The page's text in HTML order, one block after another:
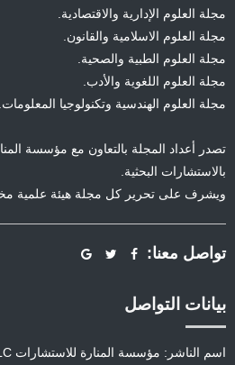
مجلة العلوم الإدارية والاقتصادية.
مجلة العلوم الاسلامية والقانون.
مجلة العلوم الطبية والصحية.
مجلة العلوم اللغوية والأدب.
مجلة العلوم الهندسية وتكنولوجيا المعلومات.
تصدر أعداد المجلة بالتعاون مع مؤسسة
بالاستشارات البحثية.
ويشرف على تحرير كل مجلة هيئة علمية
تواصل معنا:
بيانات التواصل
اسم الناشر: مؤسسة المنارة للاستشارات Manara Consultancy, LLC.